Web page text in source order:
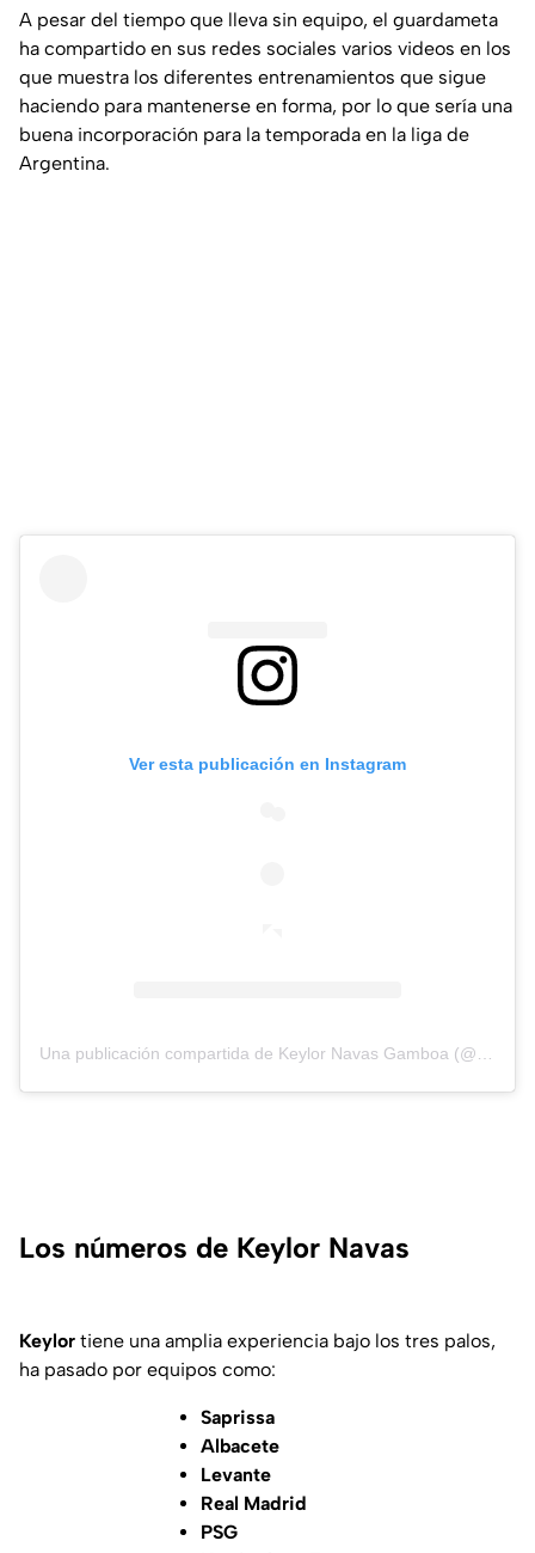
A pesar del tiempo que lleva sin equipo, el guardameta
ha compartido en sus redes sociales varios videos en los
que muestra los diferentes entrenamientos que sigue
haciendo para mantenerse en forma, por lo que sería una
buena incorporación para la temporada en la liga de
Argentina.
Ver esta publicación en Instagram
Una publicación compartida de Keylor Navas Gamboa (@keylornavas1)
Los números de Keylor Navas
Keylor tiene una amplia experiencia bajo los tres palos,
ha pasado por equipos como:
Saprissa
Albacete
Levante
Real Madrid
PSG